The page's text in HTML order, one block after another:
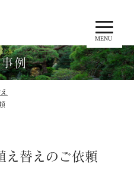
MENU
例
え替えのご依頼